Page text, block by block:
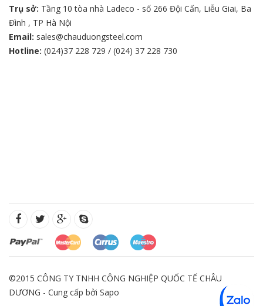
Trụ sở: Tầng 10 tòa nhà Ladeco - số 266 Đội Cấn, Liễu Giai, Ba
Đình , TP Hà Nội
Email: sales@chauduongsteel.com
Hotline: (024)37 228 729 / (024) 37 228 730
©2015 CÔNG TY TNHH CÔNG NGHIỆP QUỐC TẾ CHÂU
DƯƠNG - Cung cấp bởi Sapo